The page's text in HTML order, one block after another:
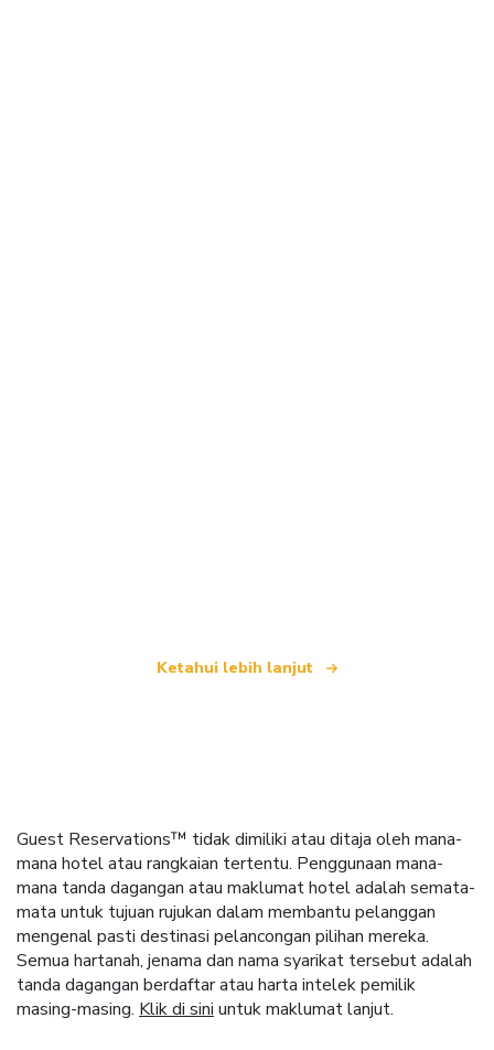
Ketahui lebih lanjut
Guest Reservations™ tidak dimiliki atau ditaja oleh mana-
mana hotel atau rangkaian tertentu. Penggunaan mana-
mana tanda dagangan atau maklumat hotel adalah semata-
mata untuk tujuan rujukan dalam membantu pelanggan
mengenal pasti destinasi pelancongan pilihan mereka.
Semua hartanah, jenama dan nama syarikat tersebut adalah
tanda dagangan berdaftar atau harta intelek pemilik
masing-masing. Klik di sini untuk maklumat lanjut.